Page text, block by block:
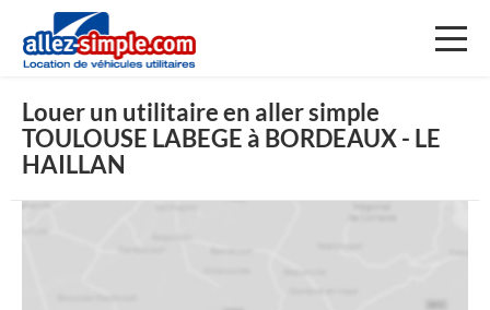
Louer un utilitaire en aller simple
TOULOUSE LABEGE à BORDEAUX - LE
HAILLAN